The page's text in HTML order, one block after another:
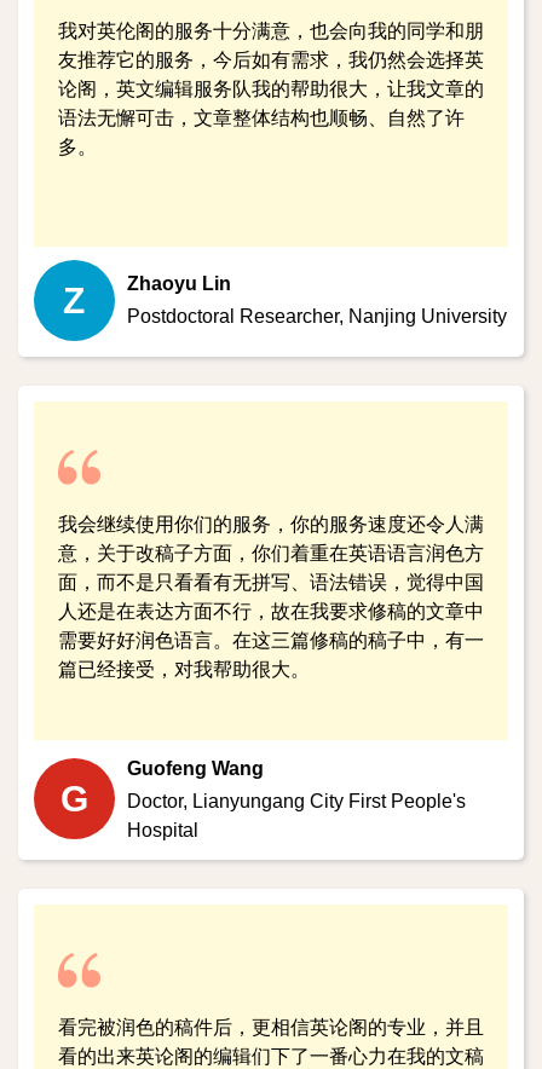
我对英伦阁的服务十分满意，也会向我的同学和朋
友推荐它的服务，今后如有需求，我仍然会选择英
论阁，英文编辑服务队我的帮助很大，让我文章的
语法无懈可击，文章整体结构也顺畅、自然了许
多。
Z
Zhaoyu Lin
Postdoctoral Researcher, Nanjing University
我会继续使用你们的服务，你的服务速度还令人满
意，关于改稿子方面，你们着重在英语语言润色方
面，而不是只看看有无拼写、语法错误，觉得中国
人还是在表达方面不行，故在我要求修稿的文章中
需要好好润色语言。在这三篇修稿的稿子中，有一
篇已经接受，对我帮助很大。
G
Guofeng Wang
Doctor, Lianyungang City First People's
Hospital
看完被润色的稿件后，更相信英论阁的专业，并且
看的出来英论阁的编辑们下了一番心力在我的文稿